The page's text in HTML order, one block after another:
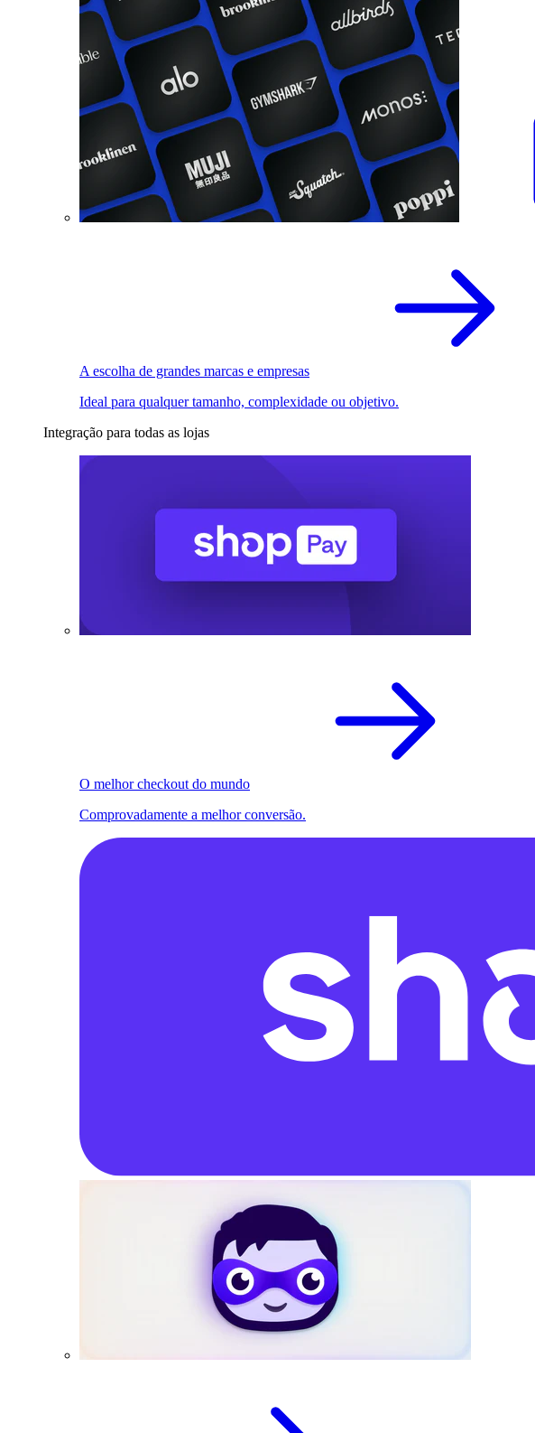
A escolha de grandes marcas e empresas
Ideal para qualquer tamanho, complexidade ou objetivo.
Integração para todas as lojas
O melhor checkout do mundo
Comprovadamente a melhor conversão.